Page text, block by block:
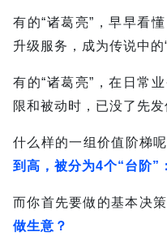
有的“诸葛亮”，早早看
升级服务，成为传说中的
有的“诸葛亮”，在日常
限和被动时，已没了先发
什么样的一组价值阶梯
到高，被分为4个“台阶”：
而你首先要做的基本决
做生意？